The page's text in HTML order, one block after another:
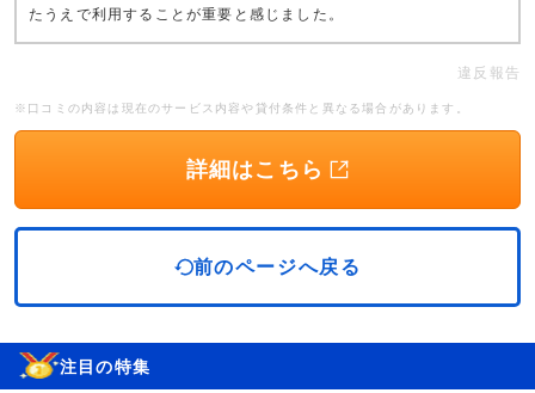
たうえで利用することが重要と感じました。
違反報告
※口コミの内容は現在のサービス内容や貸付条件と異なる場合があります。
詳細はこちら
前のページへ戻る
注目の特集